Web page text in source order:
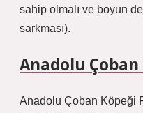
sahip olmalı ve boyun
sarkması).
Anadolu Çoban
Anadolu Çoban Köpeği